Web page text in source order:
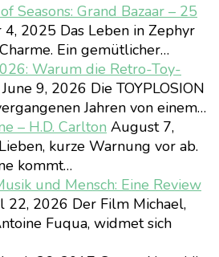
Seasons: Grand Bazaar – 25
4, 2025 Das Leben in Zephyr
Ein gemütlicher…
Warum die Retro-Toy-
June 9, 2026 Die TOYPLOSION
Jahren von einem…
– H.D. Carlton August 7,
kurze Warnung vor ab.
kommt…
und Mensch: Eine Review
22, 2026 Der Film Michael,
Fuqua, widmet sich